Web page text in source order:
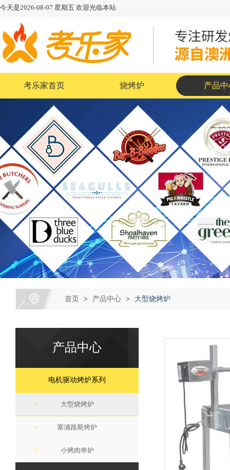
今天是2026-08-07 星期五 欢迎光临本站
考乐家首页 烧烤炉 产品中
首页 > 产品中心 > 大型烧烤炉
产品中心
电机驱动烤炉系列
大型烧烤炉
塞浦路斯烤炉
小烤肉串炉